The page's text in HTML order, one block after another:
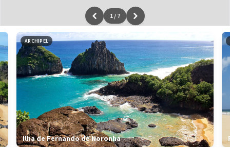
Leaflet|données © OSM France
1 / 7
ARCHIPEL
Ilha de Fernando de Noronha